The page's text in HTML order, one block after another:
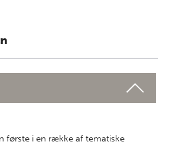
første i en række af tematiske